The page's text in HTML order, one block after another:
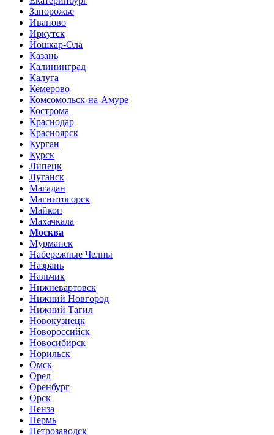
Запорожье
Иваново
Иркутск
Йошкар-Ола
Казань
Калининград
Калуга
Кемерово
Комсомольск-на-Амуре
Кострома
Краснодар
Красноярск
Курган
Курск
Липецк
Луганск
Магадан
Магнитогорск
Майкоп
Махачкала
Москва
Мурманск
Набережные Челны
Назрань
Нальчик
Нижневартовск
Нижний Новгород
Нижний Тагил
Новокузнецк
Новороссийск
Новосибирск
Норильск
Омск
Орел
Оренбург
Орск
Пенза
Пермь
Петрозаводск